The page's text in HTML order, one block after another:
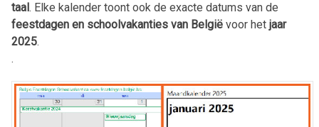
taal . Elke kalender toont ook de exacte datums van de
feestdagen en schoolvakanties van België voor het jaar
2025.
.